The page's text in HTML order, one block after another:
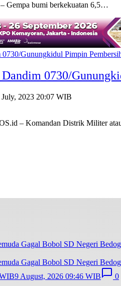
Gempa bumi berkekuatan 6,5…
0730/
July, 2023 20:07 WIB
– Komandan Distrik Militer
Gagal Bobol SD Negeri
9 August, 2026 09:46 WIB 0